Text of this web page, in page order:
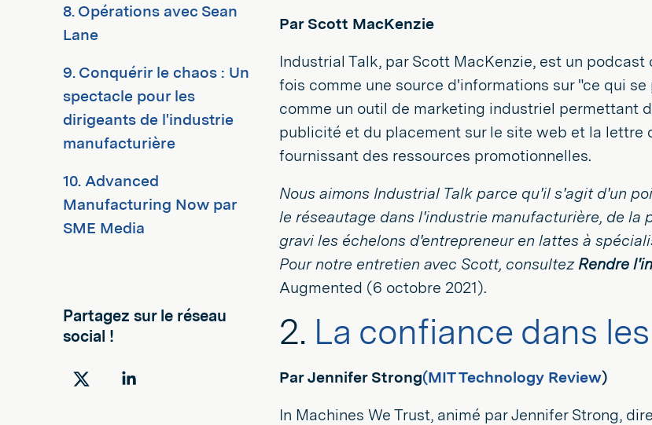
8. Opérations avec Sean
Lane
9. Conquérir le chaos : Un
spectacle pour les
dirigeants de l'industrie
manufacturière
10. Advanced
Manufacturing Now par
SME Media
Partagez sur le réseau
social !
PartagerPartager
Par Scott MacKenzie
Industrial Talk, par Scott MacKenzie, est un podcast
fois comme une source d'informations sur "ce qui
comme un outil de marketing industriel permettant
publicité et du placement sur le site web et la lettre
fournissant des ressources promotionnelles.
Nous aimons Industrial Talk parce qu'il s'agit d'un
le réseautage dans l'industrie manufacturière, de la
gravi les échelons d'entrepreneur en lattes à
Pour notre entretien avec Scott, consultezRendre
Augmented (6 octobre 2021).
2. La confiance dans
Par Jennifer Strong(MIT Technology Review)
In Machines We Trust, animé par Jennifer Strong,